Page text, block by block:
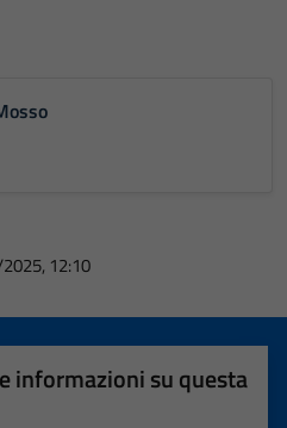
12:10
informazioni su questa